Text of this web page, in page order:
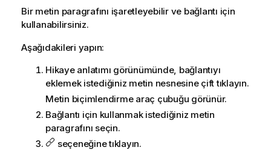
Bir metin paragrafını işaretleyebilir ve bağlantı için
kullanabilirsiniz.
Aşağıdakileri yapın:
Hikaye anlatımı görünümünde, bağlantıyı
eklemek istediğiniz metin nesnesine çift tıklayın.
Metin biçimlendirme araç çubuğu görünür.
Bağlantı için kullanmak istediğiniz metin
paragrafını seçin.
seçeneğine tıklayın.